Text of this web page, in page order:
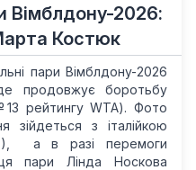
Вімблдону-2026:
Костюк
пари Вімблдону-2026
продовжує боротьбу
рейтингу WTA). Фото
з італійкою
а в разі перемоги
пари Лінда Носкова